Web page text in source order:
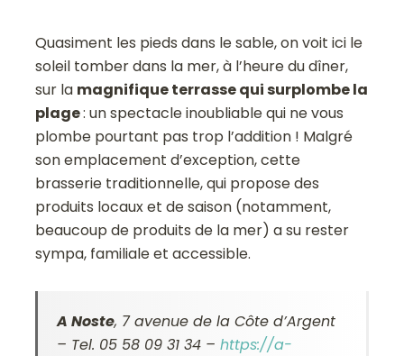
Quasiment les pieds dans le sable, on voit ici le
soleil tomber dans la mer, à l’heure du dîner,
sur la magnifique terrasse qui surplombe la
plage: un spectacle inoubliable qui ne vous
plombe pourtant pas trop l’addition ! Malgré
son emplacement d’exception, cette
brasserie traditionnelle, qui propose des
produits locaux et de saison (notamment,
beaucoup de produits de la mer) a su rester
sympa, familiale et accessible.
A Noste, 7 avenue de la Côte d’Argent
– Tel. 05 58 09 31 34 –https://a-